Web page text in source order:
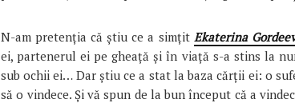
N-am pretenția că știu ce a simțit Ekaterina
ei, partenerul ei pe gheață și în viață s-a stins la
sub ochii ei… Dar știu ce a stat la baza cărții ei: o
să o vindece. Și vă spun de la bun început că a